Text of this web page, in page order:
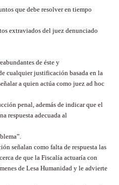
que debe resolver en tiempo
extraviados del juez denunciado
de éste y
cualquier justificación basada en la
a quien actúa como juez ad hoc
penal, además de indicar que el
respuesta adecuada al
señalan como falta de respuesta las
de que la Fiscalía actuaría con
de Lesa Humanidad y le advierte